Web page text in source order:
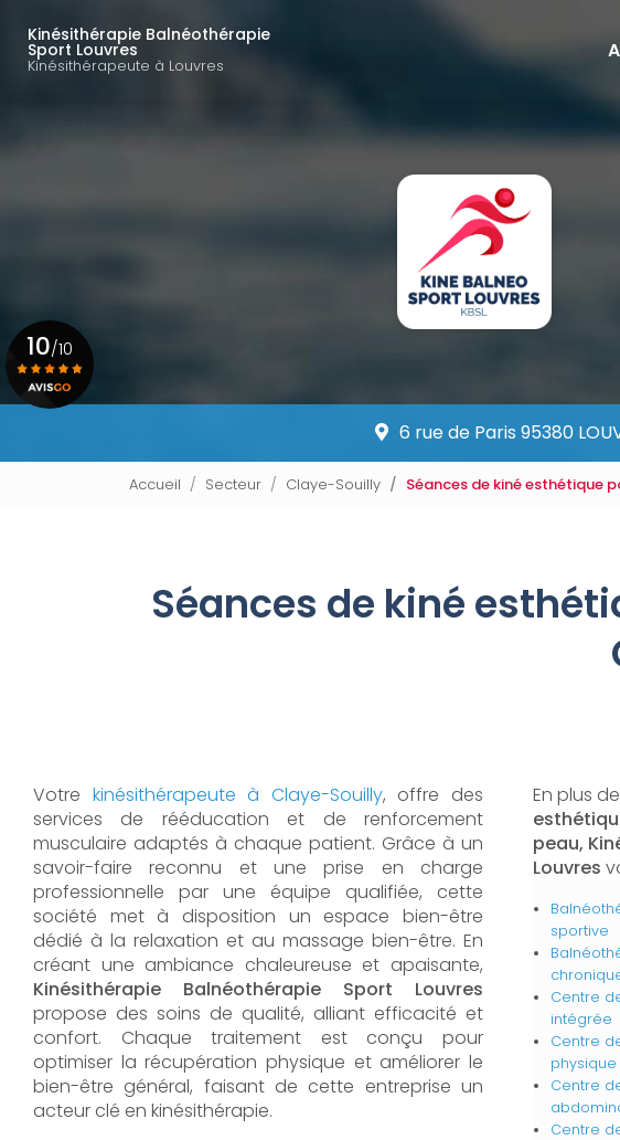
contenu
Kinésithérapie Balnéothérapie
Sport Louvres
Kinésithérapeute à Louvres
6 rue de Paris 95380
10/10
Accueil Secteur Claye-Souilly Séances de kiné esthétique
Séances de kiné
Votre kinésithérapeute à Claye-Souilly, offre des
services de rééducation et de renforcement
musculaire adaptés à chaque patient. Grâce à un
savoir-faire reconnu et une prise en charge
professionnelle par une équipe qualifiée, cette
société met à disposition un espace bien-être
dédié à la relaxation et au massage bien-être. En
créant une ambiance chaleureuse et apaisante,
Kinésithérapie Balnéothérapie Sport Louvres
propose des soins de qualité, alliant efficacité et
confort. Chaque traitement est conçu pour
optimiser la récupération physique et améliorer le
bien-être général, faisant de cette entreprise un
acteur clé en kinésithérapie.
En plus
peau,
Louvres
sportive
Centre
intégrée
Centre
physique
Centre
Centre